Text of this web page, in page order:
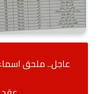
عاجل.. ملحق